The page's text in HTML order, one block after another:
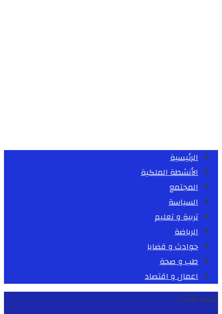
الرئيسية
الأنشطة الملكية
المجتمع
السياسة
تربية و تعليم
الرياضة
حوادث و قضايا
طب و صحة
اعمال و اقتصاد
شريط الأخبار